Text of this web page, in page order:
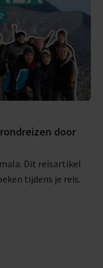
door
Dit reisartikel
tijdens je reis.